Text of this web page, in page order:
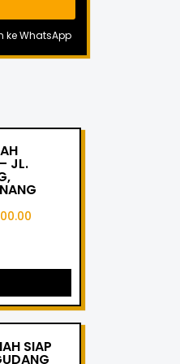
ke WhatsApp
JL.
SIAP